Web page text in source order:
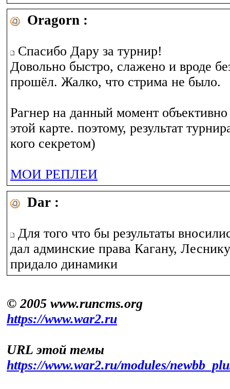
Oragorn :
Спасибо Дару за турнир!
Довольно быстро, слажено и вроде
прошёл. Жалко, что стрима не было.
Рагнер на данный момент
этой карте. поэтому, результат
кого секретом)
МОИ РЕПЛЕИ
Dar :
Для того что бы результаты
дал админские права Кагану,
придало динамики
© 2005 www.runcms.org
https://www.war2.ru
URL этой темы
https://www.war2.ru/modules/